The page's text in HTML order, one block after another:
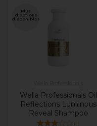
Plus
d'options
disponibles
Wella Professionals Oil
Reflections Luminous
Reveal Shampoo
(1)